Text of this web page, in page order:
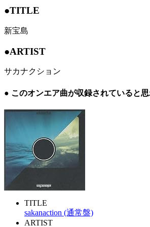
●TITLE
新宝島
●ARTIST
サカナクション
● このオンエア曲が収録されていると
TITLE
sakanaction (通常盤)
ARTIST